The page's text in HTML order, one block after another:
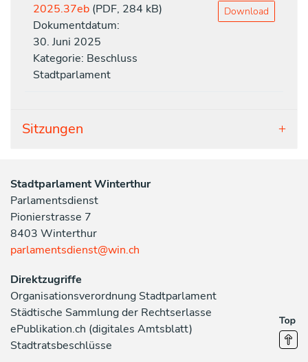
2025.37eb (PDF, 284 kB)
Dokumentdatum:
30. Juni 2025
Kategorie: Beschluss
Stadtparlament
Download
Sitzungen
Stadtparlament Winterthur
Parlamentsdienst
Pionierstrasse 7
8403 Winterthur
parlamentsdienst@win.ch
Direktzugriffe
Organisationsverordnung Stadtparlament
Städtische Sammlung der Rechtserlasse
ePublikation.ch (digitales Amtsblatt)
Stadtratsbeschlüsse